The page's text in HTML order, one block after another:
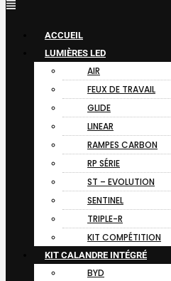
ACCUEIL
LUMIÈRES LED
AIR
FEUX DE TRAVAIL
GLIDE
LINEAR
RAMPES CARBON
RP SÉRIE
ST – EVOLUTION
SENTINEL
TRIPLE-R
KIT COMPÉTITION
KIT CALANDRE INTÉGRÉ
BYD